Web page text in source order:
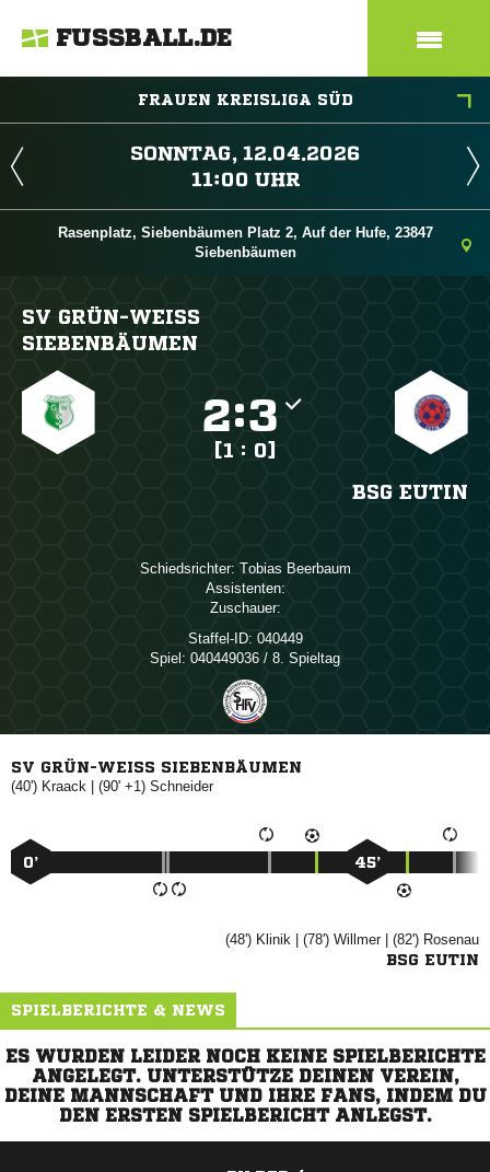
FUSSBALL.DE
FRAUEN KREISLIGA SÜD
 
 
Rasenplatz, Siebenbäumen Platz 2, Auf der Hufe, 23847
Siebenbäumen
SV GRÜN-WEISS S
IEBENBÄUMEN
:
[1 : 0]
BSG EUTIN
Schiedsrichter:  
Assistenten:
Zuschauer:
Staffel-ID: 040449
Spiel: 040449036 / 8. Spieltag
SV GRÜN-WEISS SIEBENBÄUMEN
(40')  | (90' +1) 
0’ 45’
(48')  | (78') | (82') 
BSG EUTIN
SPIELBERICHTE & NEWS
ES WURDEN LEIDER NOCH KEINE SPIELBERICHTE
ANGELEGT. UNTERSTÜTZE DEINEN VEREIN,
DEINE MANNSCHAFT UND IHRE FANS, INDEM DU
DEN ERSTEN SPIELBERICHT ANLEGST.